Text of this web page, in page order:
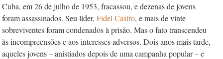
Cuba, em 26 de julho de 1953, fracassou, e dezenas de jovens
foram assassinados. Seu líder, Fidel Castro, e mais de vinte
sobreviventes foram condenados à prisão. Mas o fato transcendeu
às incompreensões e aos interesses adversos. Dois anos mais tarde,
aqueles jovens – anistiados depois de uma campanha popular – e